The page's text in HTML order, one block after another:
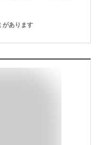
があります